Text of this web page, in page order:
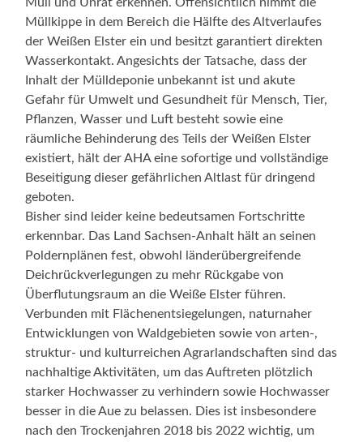
Müllkippe in dem Bereich die Hälfte des Altverlaufes
der Weißen Elster ein und besitzt garantiert direkten
Wasserkontakt. Angesichts der Tatsache, dass der
Inhalt der Mülldeponie unbekannt ist und akute
Gefahr für Umwelt und Gesundheit für Mensch, Tier,
Pflanzen, Wasser und Luft besteht sowie eine
räumliche Behinderung des Teils der Weißen Elster
existiert, hält der AHA eine sofortige und vollständige
Beseitigung dieser gefährlichen Altlast für dringend
geboten.
Bisher sind leider keine bedeutsamen Fortschritte
erkennbar. Das Land Sachsen-Anhalt hält an seinen
Poldernplänen fest, obwohl länderübergreifende
Deichrückverlegungen zu mehr Rückgabe von
Überflutungsraum an die Weiße Elster führen.
Verbunden mit Flächenentsiegelungen, naturnaher
Entwicklungen von Waldgebieten sowie von arten-,
struktur- und kulturreichen Agrarlandschaften sind das
nachhaltige Aktivitäten, um das Auftreten plötzlich
starker Hochwasser zu verhindern sowie Hochwasser
besser in die Aue zu belassen. Dies ist insbesondere
nach den Trockenjahren 2018 bis 2022 wichtig, um